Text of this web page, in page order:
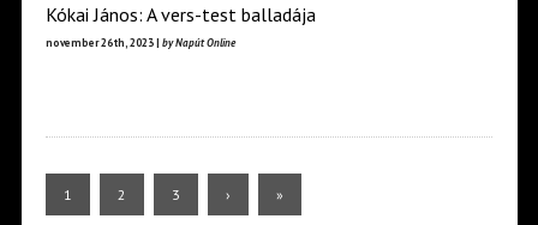
Kókai János: A vers-test balladája
november 26th, 2023 | by Napút Online
1 2 3 › »